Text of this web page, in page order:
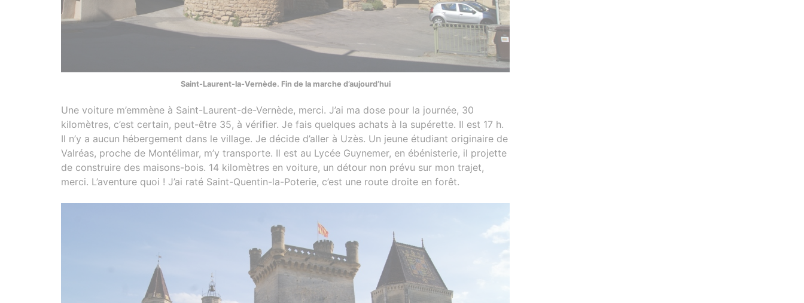
Saint-Laurent-la-Vernède. Fin de la marche d’aujourd’hui
Une voiture m’emmène à Saint-Laurent-de-Vernède, merci. J’ai ma dose pour la journée, 30
kilomètres, c’est certain, peut-être 35, à vérifier. Je fais quelques achats à la supérette. Il est 17 h.
Il n’y a aucun hébergement dans le village. Je décide d’aller à Uzès. Un jeune étudiant originaire de
Valréas, proche de Montélimar, m’y transporte. Il est au Lycée Guynemer, en ébénisterie, il projette
de construire des maisons-bois. 14 kilomètres en voiture, un détour non prévu sur mon trajet,
merci. L’aventure quoi ! J’ai raté Saint-Quentin-la-Poterie, c’est une route droite en forêt.